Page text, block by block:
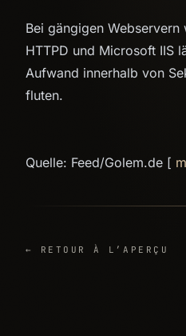
Bei gängigen
HTTPD und Microsoft IIS
Aufwand innerhalb von
fluten.
Quelle: Feed/Golem.de [
← RETOUR À L’APERÇU